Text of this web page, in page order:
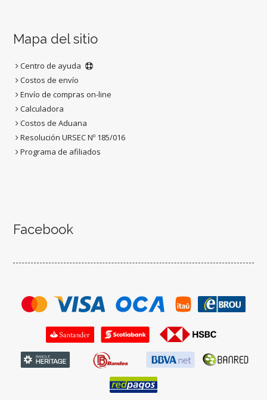
Mapa del sitio
Centro de ayuda
Costos de envío
Envío de compras on-line
Calculadora
Costos de Aduana
Resolución URSEC Nº 185/016
Programa de afiliados
Facebook